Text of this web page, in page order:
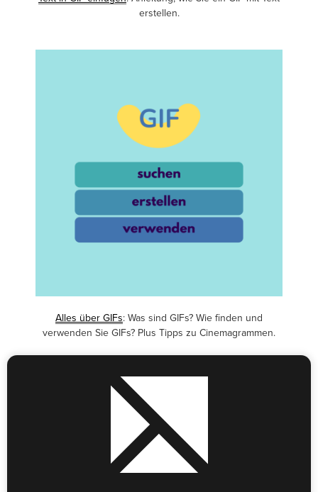
erstellen.
Alles über GIFs: Was sind GIFs? Wie finden und
verwenden Sie GIFs? Plus Tipps zu Cinemagrammen.